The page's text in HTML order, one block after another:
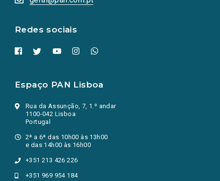
Redes sociais
nova
Espaço PAN Lisboa
Rua da Assunção, 7, 1.º andar
1100-042 Lisboa
Portugal
2ª a 6ª das 10h00 às 13h00
e das 14h00 às 16h00
+351 213 426 226
+351 969 954 184